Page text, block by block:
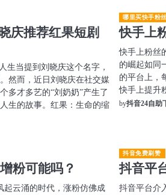
庆推荐红果短剧
生当提到刘晓庆这个名字，
然而，近日刘晓庆在社交媒
多才多艺的“刘奶奶”产生了
生的故事。红果：生命的缩
哪里买快手粉丝
快手上
快手上粉丝
的崛起如同
的平台上，
快手上提升
by抖音24自助
粉可能吗？
起云涌的时代，涨粉仿佛成
抖音免费刷赞
抖音平
抖音平台介